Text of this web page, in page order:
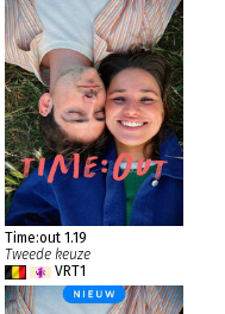
Time:out 1.19
Tweede keuze
VRT1